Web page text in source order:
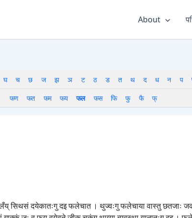
About
घ च छ ज झ ञ ट ठ ड त थ द ध न प
फण
फत फम फय फल फस फि फु फै फ्
सिथसं दयेकातःगु दइ फलेचात । थुज्वःगु फलेचाया वास्तु छतजाः